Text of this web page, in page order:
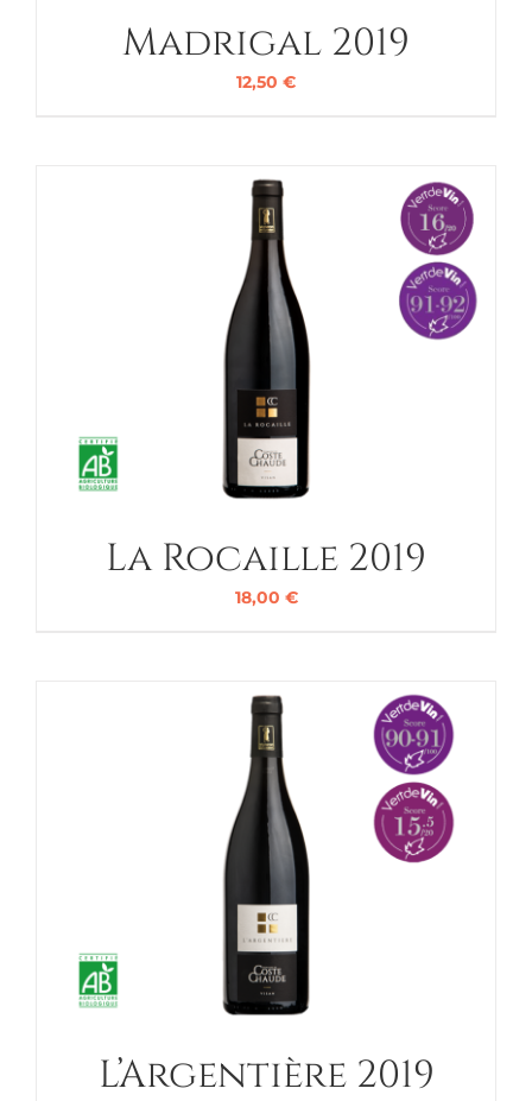
Madrigal 2019
12,50 €
La Rocaille 2019
18,00 €
L’Argentière 2019